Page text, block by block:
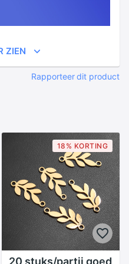
ZIEN
Rapporteer dit product
18% KORTING
20 stuks/partij goed